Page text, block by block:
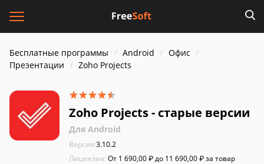
Бесплатные программы Android
Офис
Презентации
Zoho Projects
Zoho Projects - старые версии
Для Android
Версия:3.10.2
Лицензия: От 1 690,00 ₽ до 11 690,00 ₽ за товар